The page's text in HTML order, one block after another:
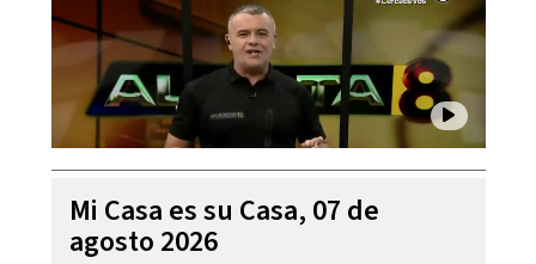
Mi Casa es su Casa, 07 de
agosto 2026